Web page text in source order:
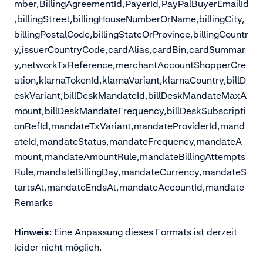
mber,BillingAgreementId,PayerId,PayPalBuyerEmailId
,billingStreet,billingHouseNumberOrName,billingCity,
billingPostalCode,billingStateOrProvince,billingCountr
y,issuerCountryCode,cardAlias,cardBin,cardSummar
y,networkTxReference,merchantAccountShopperCre
ation,klarnaTokenId,klarnaVariant,klarnaCountry,billD
eskVariant,billDeskMandateId,billDeskMandateMaxA
mount,billDeskMandateFrequency,billDeskSubscripti
onRefId,mandateTxVariant,mandateProviderId,mand
ateId,mandateStatus,mandateFrequency,mandateA
mount,mandateAmountRule,mandateBillingAttempts
Rule,mandateBillingDay,mandateCurrency,mandateS
tartsAt,mandateEndsAt,mandateAccountId,mandate
Remarks
Hinweis: Eine Anpassung dieses Formats ist derzeit
leider nicht möglich.